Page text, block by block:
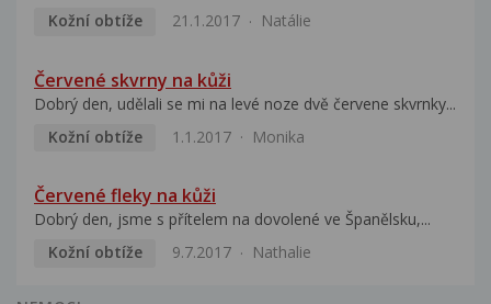
Kožní obtíže
21.1.2017 Natálie
Červené skvrny na kůži
Dobrý den, udělali se mi na levé noze dvě červene skvrnky...
Kožní obtíže
1.1.2017 Monika
Červené fleky na kůži
Dobrý den, jsme s přítelem na dovolené ve Španělsku,...
Kožní obtíže
9.7.2017 Nathalie